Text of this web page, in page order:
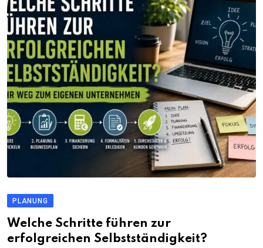
PLANUNG
Welche Schritte führen zur
erfolgreichen Selbstständigkeit?